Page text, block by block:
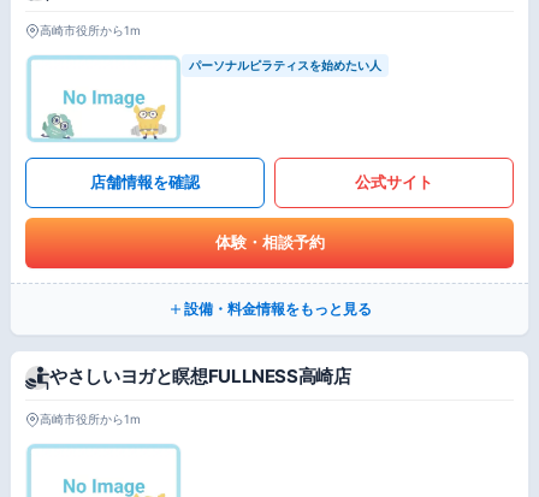
高崎市役所から1m
パーソナルピラティスを始めたい人
店舗情報を確認 公式サイト
体験・相談予約
設備・料金情報をもっと見る
やさしいヨガと瞑想FULLNESS高崎店
高崎市役所から1m